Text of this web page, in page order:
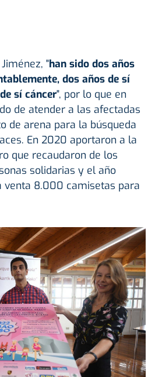
"han sido dos años
dos años de sí
sí cáncer", por lo que en
de atender a las afectadas
de arena para la búsqueda
En 2020 aportaron a la
que recaudaron de los
solidarias y el año
venta 8.000 camisetas para